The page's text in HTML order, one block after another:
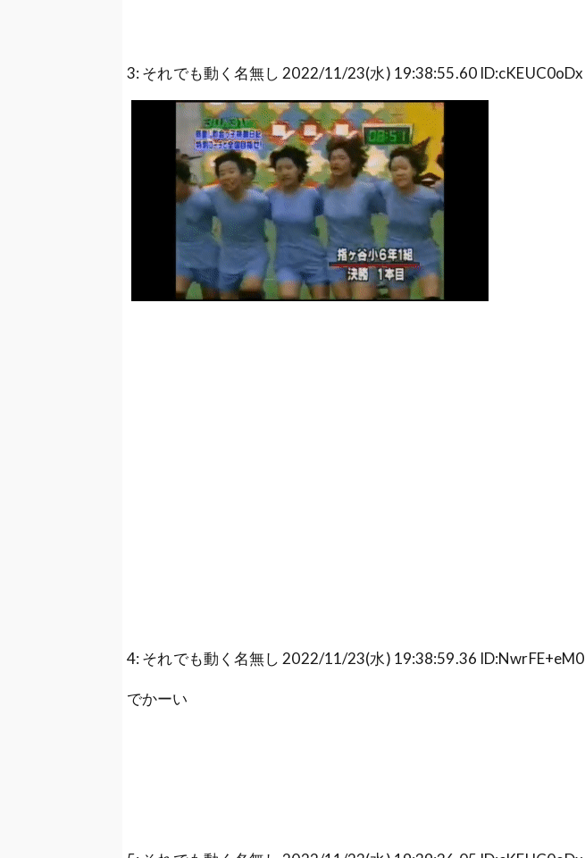
3: それでも動く名無し 2022/11/23(水) 19:38:55.60 ID:cKEUC0oDx
4: それでも動く名無し 2022/11/23(水) 19:38:59.36 ID:NwrFE+eM0
でかーい